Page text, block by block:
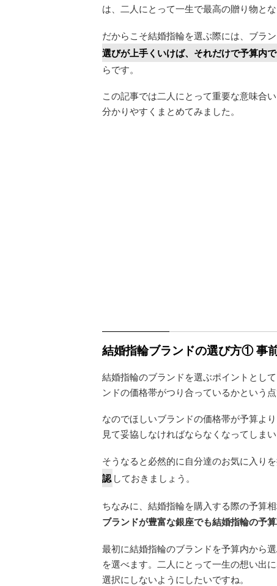
は、二人にとって一生で最高の贈り物とな
だからこそ結婚指輪を選ぶ際には、ブラ
選びが上手くいけば、それだけで予算内
らです。
この記事では二人にとって重要な意味合
分かりやすくまとめてみました。
結婚指輪ブランドの選び方① 事
結婚指輪のブランドを選ぶポイントとし
ンドの価格帯がつり合っているかという点
なのでほしいブランドの価格帯が予算よ
見て妥協しなければならなくなってしまい
そうなると必然的に自分達のお気に入り
認 しておきましょう。
ちなみに、結婚指輪を購入する際の予算
ブランドが豊富な銀座でも結婚指輪の予
最初に結婚指輪のブランドを予算内から
を選べます。二人にとって一生の想い出
選択にしないようにしたいですね。